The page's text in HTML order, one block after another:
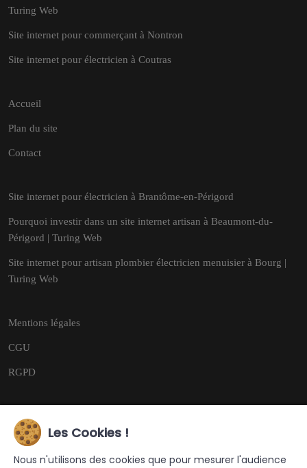
Turing Web
Site internet pour commerçant à Nontron
Site internet pour électricien à Coutras
Accueil
Plan du site
Contact
Site internet pour électricien à Brantôme-en-Périgord
Pourquoi investir dans un site internet artisan à Beaumont-du-
Périgord | Turing Web
Site internet pour artisan plombier électricien menuisier à Bourg |
Turing Web
Mentions légales
CGU
RGPD
Copyright © 2026
Les Cookies !
Nous n'utilisons des cookies que pour mesurer l'audience